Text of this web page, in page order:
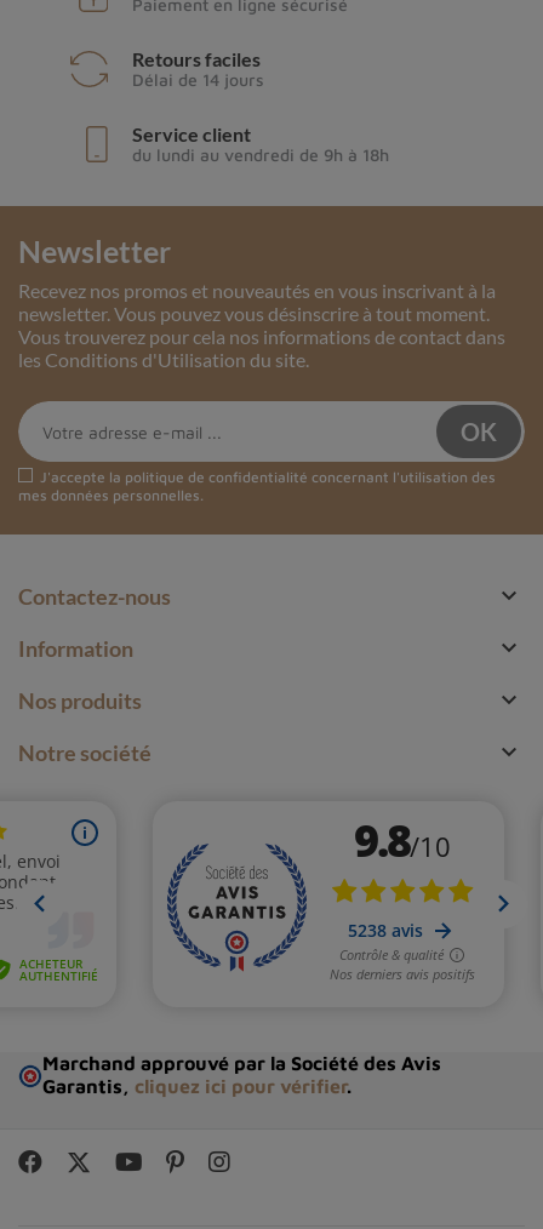
Paiement en ligne sécurisé
Retours faciles
Délai de 14 jours
Service client
du lundi au vendredi de 9h à 18h
Newsletter
Recevez nos promos et nouveautés en vous inscrivant à la
newsletter. Vous pouvez vous désinscrire à tout moment.
Vous trouverez pour cela nos informations de contact dans
les Conditions d'Utilisation du site.
J'accepte la politique de confidentialité concernant l'utilisation des
mes données personnelles.
Contactez-nous 
Information 
Nos produits 
Notre société 
Marchand approuvé par la Société des Avis
Garantis, cliquez ici pour vérifier.